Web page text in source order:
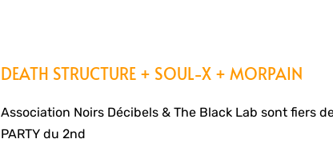
DEATH STRUCTURE + SOUL-X + MORPAIN
Association Noirs Décibels & The Black Lab sont fiers
PARTY du 2nd